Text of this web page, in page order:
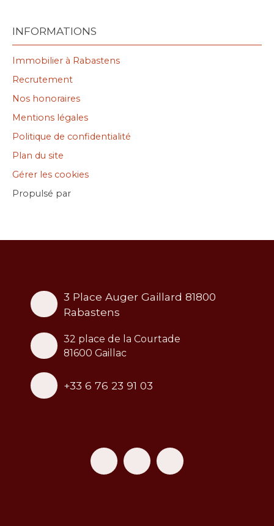
INFORMATIONS
Immobilier à Rabastens
Recrutement
Nos honoraires
Mentions légales
Politique de confidentialité
Plan du site
Gérer les cookies
Propulsé par
3 Place Auger Gaillard 81800
Rabastens
32 place de la Courtade
81600 Gaillac
+33 6 76 23 91 03